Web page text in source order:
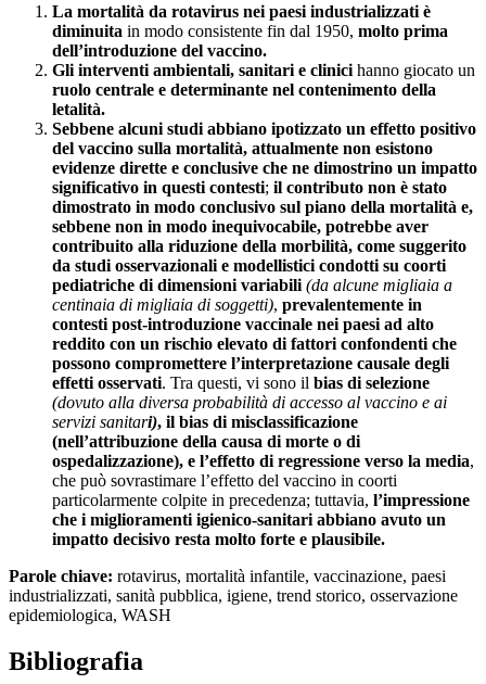
La mortalità da rotavirus nei paesi industrializzati è
diminuita in modo consistente fin dal 1950, molto prima
dell’introduzione del vaccino.
Gli interventi ambientali, sanitari e clinici hanno giocato un
ruolo centrale e determinante nel contenimento della
letalità.
Sebbene alcuni studi abbiano ipotizzato un effetto positivo
del vaccino sulla mortalità, attualmente non esistono
evidenze dirette e conclusive che ne dimostrino un impatto
significativo in questi contesti; il contributo non è stato
dimostrato in modo conclusivo sul piano della mortalità e,
sebbene non in modo inequivocabile, potrebbe aver
contribuito alla riduzione della morbilità, come suggerito
da studi osservazionali e modellistici condotti su coorti
pediatriche di dimensioni variabili (da alcune migliaia a
centinaia di migliaia di soggetti), prevalentemente in
contesti post-introduzione vaccinale nei paesi ad alto
reddito con un rischio elevato di fattori confondenti che
possono compromettere l’interpretazione causale degli
effetti osservati. Tra questi, vi sono il bias di selezione
(dovuto alla diversa probabilità di accesso al vaccino e ai
servizi sanitari), il bias di misclassificazione
(nell’attribuzione della causa di morte o di
ospedalizzazione), e l’effetto di regressione verso la media,
che può sovrastimare l’effetto del vaccino in coorti
particolarmente colpite in precedenza; tuttavia, l’impressione
che i miglioramenti igienico-sanitari abbiano avuto un
impatto decisivo resta molto forte e plausibile.
Parole chiave: rotavirus, mortalità infantile, vaccinazione, paesi
industrializzati, sanità pubblica, igiene, trend storico, osservazione
epidemiologica, WASH
Bibliografia